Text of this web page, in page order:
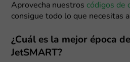
Aprovecha nuestros códigos de
consigue todo lo que necesitas
¿Cuál es la mejor época
JetSMART?